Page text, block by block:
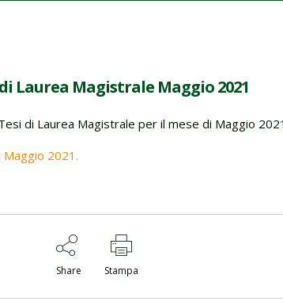
Laurea Magistrale Maggio 2021
di Laurea Magistrale per il mese di Maggio
2021.
Share Stampa